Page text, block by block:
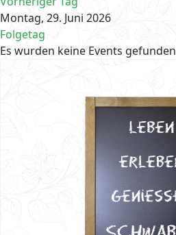
Montag, 29. Juni 2026
Folgetag
Es wurden keine Events gefunden